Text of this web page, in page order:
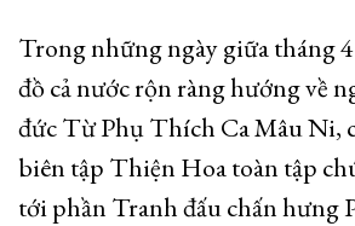
Trong những ngày giữa tháng 4
đồ cả nước rộn ràng hướng về
đức Từ Phụ Thích Ca Mâu Ni,
biên tập Thiện Hoa toàn tập
tới phần Tranh đấu chấn hưng